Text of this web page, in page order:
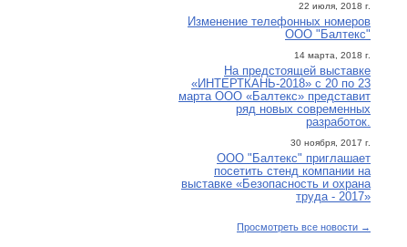
22 июля, 2018 г.
Изменение телефонных номеров
ООО "Балтекс"
14 марта, 2018 г.
На предстоящей выставке
«ИНТЕРТКАНЬ-2018» с 20 по 23
марта ООО «Балтекс» представит
ряд новых современных
разработок.
30 ноября, 2017 г.
ООО "Балтекс" приглашает
посетить стенд компании на
выставке «Безопасность и охрана
труда - 2017»
Просмотреть все новости →